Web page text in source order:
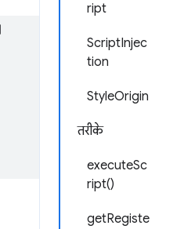
ript
ScriptInjec
tion
StyleOrigin
तरीके
executeSc
ript()
getRegiste